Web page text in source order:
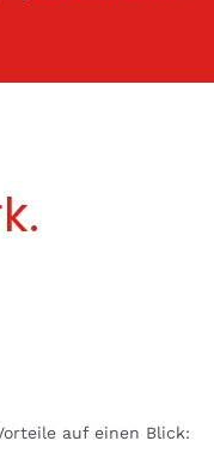
auf einen Blick: